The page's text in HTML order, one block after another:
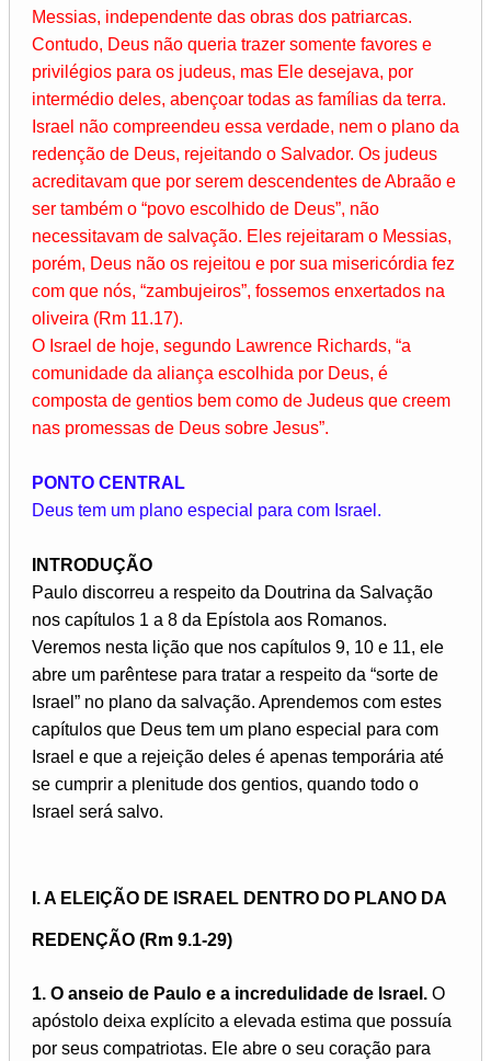
Messias, independente das obras dos patriarcas.
Contudo, Deus não queria trazer somente favores e
privilégios para os judeus, mas Ele desejava, por
intermédio deles, abençoar todas as famílias da terra.
Israel não compreendeu essa verdade, nem o plano da
redenção de Deus, rejeitando o Salvador. Os judeus
acreditavam que por serem descendentes de Abraão e
ser também o “povo escolhido de Deus”, não
necessitavam de salvação. Eles rejeitaram o Messias,
porém, Deus não os rejeitou e por sua misericórdia fez
com que nós, “zambujeiros”, fossemos enxertados na
oliveira (Rm 11.17).
O Israel de hoje, segundo Lawrence Richards, “a
comunidade da aliança escolhida por Deus, é
composta de gentios bem como de Judeus que creem
nas promessas de Deus sobre Jesus”.
PONTO CENTRAL
Deus tem um plano especial para com Israel.
INTRODUÇÃO
Paulo discorreu a respeito da Doutrina da Salvação
nos capítulos 1 a 8 da Epístola aos Romanos.
Veremos nesta lição que nos capítulos 9, 10 e 11, ele
abre um parêntese para tratar a respeito da “sorte de
Israel” no plano da salvação. Aprendemos com estes
capítulos que Deus tem um plano especial para com
Israel e que a rejeição deles é apenas temporária até
se cumprir a plenitude dos gentios, quando todo o
Israel será salvo.
I. A ELEIÇÃO DE ISRAEL DENTRO DO PLANO DA
REDENÇÃO (Rm 9.1-29)
1. O anseio de Paulo e a incredulidade de Israel. O
apóstolo deixa explícito a elevada estima que possuía
por seus compatriotas. Ele abre o seu coração para